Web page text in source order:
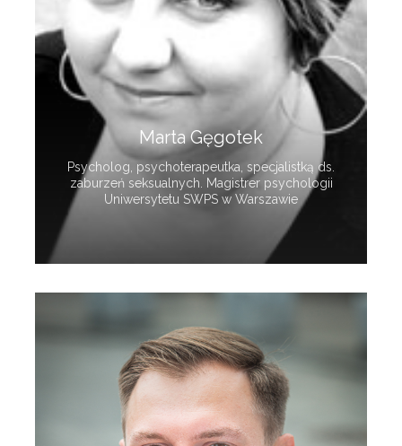
Marta Gęgotek
Psycholog, psychoterapeutka, specjalistką ds.
zaburzeń seksualnych. Magistrer psychologii
Uniwersytetu SWPS w Warszawie